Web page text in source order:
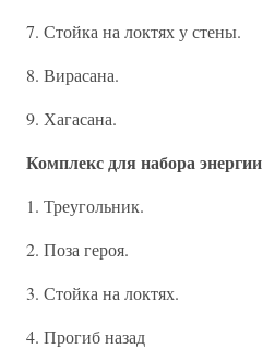
7. Стойка на локтях у стены.
8. Вирасана.
9. Хагасана.
Комплекс для набора энергии
1. Треугольник.
2. Поза героя.
3. Стойка на локтях.
4. Прогиб назад